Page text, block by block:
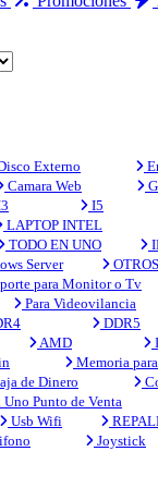
Externo
Camara Web
I5
LAPTOP INTEL
TODO EN UNO
Server OTROS
para Monitor o Tv
Para Videovilancia
DDR5
AMD
Memoria
de Dinero
Uno Punto de Venta
Usb Wifi
Joystick